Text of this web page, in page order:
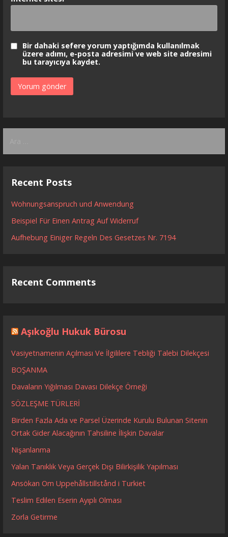
Bir dahaki sefere yorum yaptığımda kullanılmak
üzere adımı, e-posta adresimi ve web site adresimi
bu tarayıcıya kaydet.
Recent Posts
Wohnungsanspruch und Anwendung
Beispiel Für Einen Antrag Auf Widerruf
Aufhebung Einiger Regeln Des Gesetzes Nr. 7194
Recent Comments
Aşıkoğlu Hukuk Bürosu
Vasiyetnamenin Açılması Ve İlgililere Tebliği Talebi Dilekçesi
BOŞANMA
Davaların Yığılması Davası Dilekçe Örneği
SÖZLEŞME TÜRLERİ
Birden Fazla Ada ve Parsel Üzerinde Kurulu Bulunan Sitenin
Ortak Gider Alacağının Tahsiline İlişkin Davalar
Nişanlanma
Yalan Tanıklık Veya Gerçek Dışı Bilirkişilik Yapılması
Ansökan Om Uppehållstillstånd i Turkiet
Teslim Edilen Eserin Ayıplı Olması
Zorla Getirme